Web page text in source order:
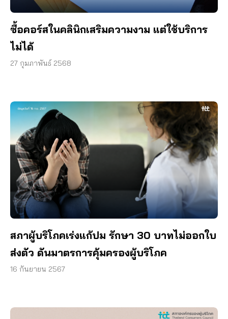
ซื้อคอร์สในคลินิกเสริมความงาม แต่ใช้บริการ
ไม่ได้
27 กุมภาพันธ์ 2568
สภาผู้บริโภคเร่งแก้ปม รักษา 30 บาทไม่ออกใบ
ส่งตัว ดันมาตรการคุ้มครองผู้บริโภค
16 กันยายน 2567